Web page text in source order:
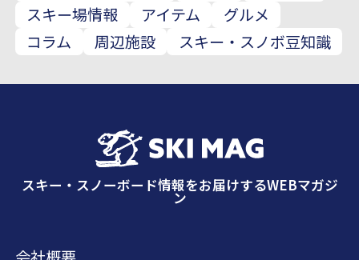
スキー場情報
アイテム
グルメ
コラム
周辺施設 スキー・スノボ豆知識
スキー・スノーボード情報をお届けするWEBマガジ
ン